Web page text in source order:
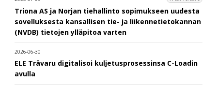
Triona AS ja Norjan tiehallinto sopimukseen uudesta
sovelluksesta kansallisen tie- ja liikennetietokannan
(NVDB) tietojen ylläpitoa varten
2026-06-30
ELE Trävaru digitalisoi kuljetusprosessinsa C-Loadin
avulla